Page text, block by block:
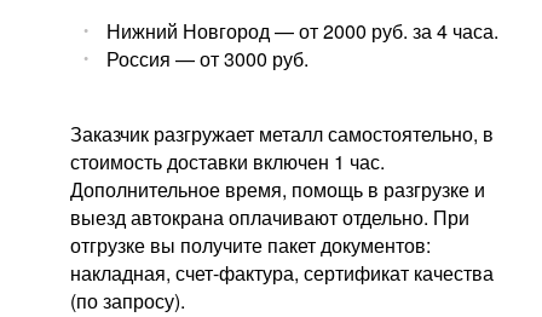
Нижний Новгород — от 2000 руб. за 4 часа.
Россия — от 3000 руб.
Заказчик разгружает металл самостоятельно, в
стоимость доставки включен 1 час.
Дополнительное время, помощь в разгрузке и
выезд автокрана оплачивают отдельно. При
отгрузке вы получите пакет документов:
накладная, счет-фактура, сертификат качества
(по запросу).